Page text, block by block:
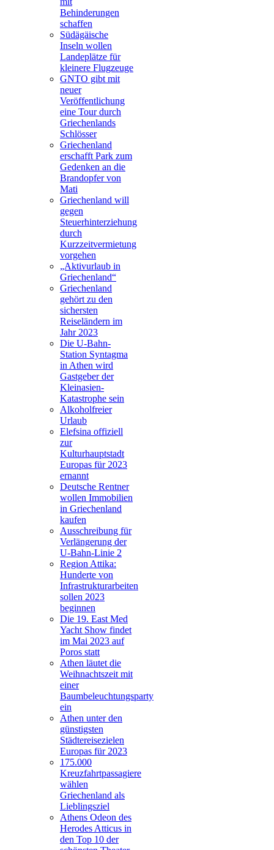
Behinderungen
schaffen
Südägäische
Inseln wollen
Landeplätze für
kleinere Flugzeuge
GNTO gibt mit
neuer
Veröffentlichung
eine Tour durch
Griechenlands
Schlösser
Griechenland
erschafft Park zum
Gedenken an die
Brandopfer von
Mati
Griechenland will
gegen
Steuerhinterziehung
durch
Kurzzeitvermietung
vorgehen
„Aktivurlaub in
Griechenland“
Griechenland
gehört zu den
sichersten
Reiseländern im
Jahr 2023
Die U-Bahn-
Station Syntagma
in Athen wird
Gastgeber der
Kleinasien-
Katastrophe sein
Alkoholfreier
Urlaub
Elefsina offiziell
zur
Kulturhauptstadt
Europas für 2023
ernannt
Deutsche Rentner
wollen Immobilien
in Griechenland
kaufen
Ausschreibung für
Verlängerung der
U-Bahn-Linie 2
Region Attika:
Hunderte von
Infrastrukturarbeiten
sollen 2023
beginnen
Die 19. East Med
Yacht Show findet
im Mai 2023 auf
Poros statt
Athen läutet die
Weihnachtszeit mit
einer
Baumbeleuchtungsparty
ein
Athen unter den
günstigsten
Städtereisezielen
Europas für 2023
175.000
Kreuzfahrtpassagiere
wählen
Griechenland als
Lieblingsziel
Athens Odeon des
Herodes Atticus in
den Top 10 der